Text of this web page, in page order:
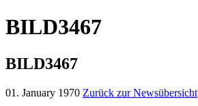
BILD3467
BILD3467
01. January 1970 Zurück zur Newsübersicht